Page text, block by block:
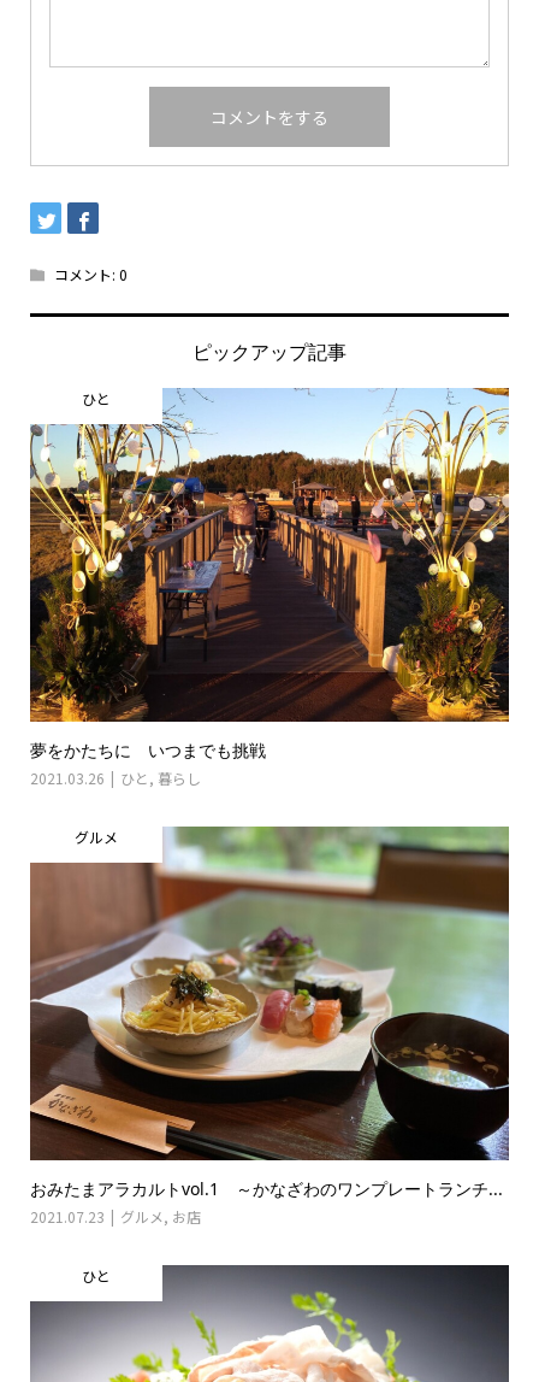
コメント: 0
ピックアップ記事
ひと
夢をかたちに いつまでも挑戦
2021.03.26 ひと , 暮らし
グルメ
おみたまアラカルトvol.1 ～かなざわのワンプレートランチ...
2021.07.23 グルメ, お店
ひと